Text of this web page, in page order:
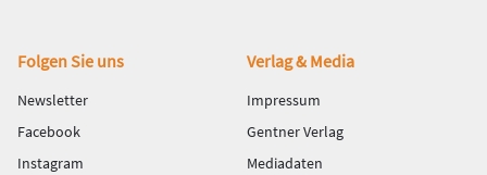
Fußbereich
Folgen Sie uns
Newsletter
Facebook
Instagram
Verlag & Media
Impressum
Gentner Verlag
Mediadaten